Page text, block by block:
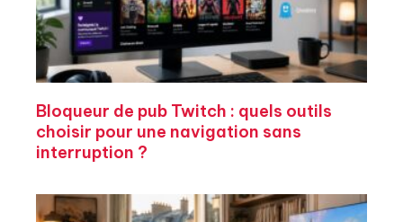
Bloqueur de pub Twitch : quels outils
choisir pour une navigation sans
interruption ?